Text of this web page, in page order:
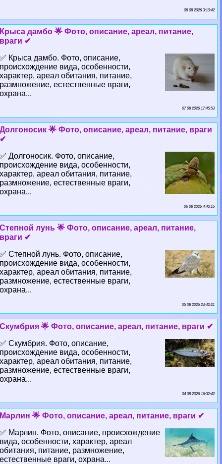
08 08 2026 3:10:42
Крыса дамбо 🌟 Фото, описание, ареал, питание,
враги ✔
✅ Крыса дамбо. Фото, описание,
происхождение вида, особенности,
хаpaктер, ареал обитания, питание,
размножение, естественные враги,
охрана...
07 08 2026 17:45:53
Долгоносик 🌟 Фото, описание, ареал, питание, враги
✔
✅ Долгоносик. Фото, описание,
происхождение вида, особенности,
хаpaктер, ареал обитания, питание,
размножение, естественные враги,
охрана...
06 08 2026 4:40:16
Степной лунь 🌟 Фото, описание, ареал, питание,
враги ✔
✅ Степной лунь. Фото, описание,
происхождение вида, особенности,
хаpaктер, ареал обитания, питание,
размножение, естественные враги,
охрана...
05 08 2026 23:42:21
Скумбрия 🌟 Фото, описание, ареал, питание, враги ✔
✅ Скумбрия. Фото, описание,
происхождение вида, особенности,
хаpaктер, ареал обитания, питание,
размножение, естественные враги,
охрана...
04 08 2026 16:32:42
Марлин 🌟 Фото, описание, ареал, питание, враги ✔
✅ Марлин. Фото, описание, происхождение
вида, особенности, хаpaктер, ареал
обитания, питание, размножение,
естественные враги, охрана...